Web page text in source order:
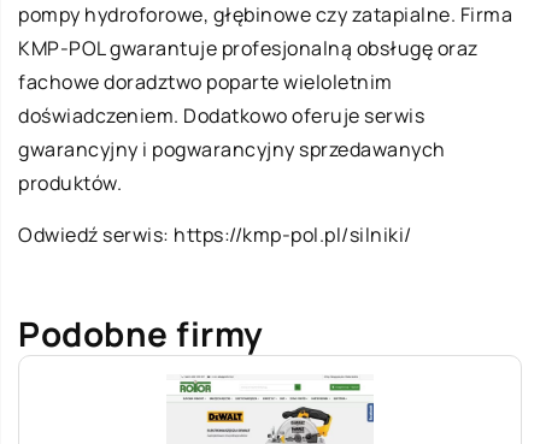
pompy hydroforowe, głębinowe czy zatapialne. Firma
KMP-POL gwarantuje profesjonalną obsługę oraz
fachowe doradztwo poparte wieloletnim
doświadczeniem. Dodatkowo oferuje serwis
gwarancyjny i pogwarancyjny sprzedawanych
produktów.
Odwiedź serwis: https://kmp-pol.pl/silniki/
Podobne firmy